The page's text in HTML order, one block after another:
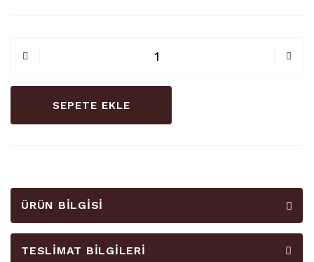
SEPETE EKLE
ÜRÜN BILGISI
TESLIMAT BILGILERI